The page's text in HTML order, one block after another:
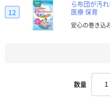
ら布団が汚
医療 保育
安心の巻き込
12
数量